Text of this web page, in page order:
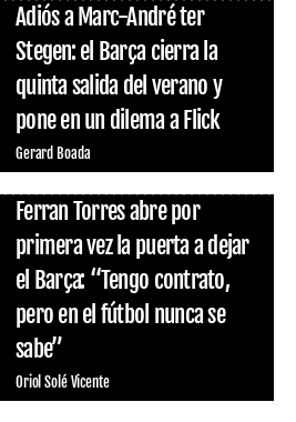
Adiós a Marc-André ter
Stegen: el Barça cierra la
quinta salida del verano y
pone en un dilema a Flick
Gerard Boada
Ferran Torres abre por
primera vez la puerta a dejar
el Barça: “Tengo contrato,
pero en el fútbol nunca se
sabe”
Oriol Solé Vicente